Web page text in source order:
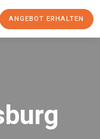
ANGEBOT ERHALTEN